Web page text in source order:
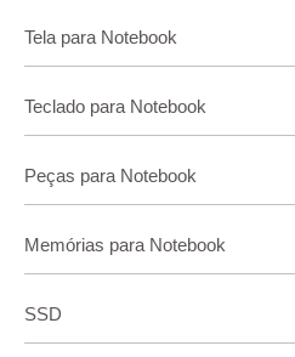
Tela para Notebook
Teclado para Notebook
Peças para Notebook
Memórias para Notebook
SSD